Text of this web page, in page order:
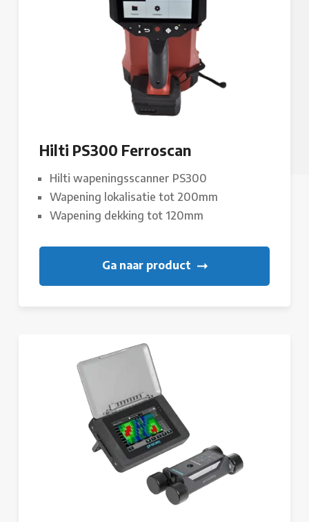
Hilti PS300 Ferroscan
Hilti wapeningsscanner PS300
Wapening lokalisatie tot 200mm
Wapening dekking tot 120mm
Ga naar product